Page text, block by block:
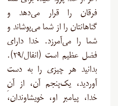
فرقان را قرار می‌دهد و
گناهانتان را از شما می‌پوشاند و
شما را می‌آمرزد. خدا دارای
فضل عظیم است (انفال/۲۹).
بدانید هر چیزی را به دست
‌آوردید، یک‌پنجم آن، از آنِ
خدا، پیامبر او، خویشاوندان،